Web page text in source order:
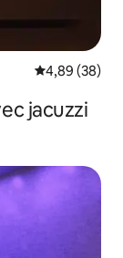
Évaluation
4,89 (38)
jacuzzi